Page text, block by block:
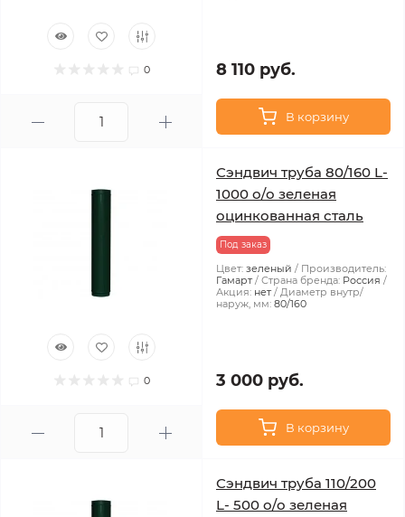
0 8 110 руб.
В корзину
0
Сэндвич труба 80/160 L-
1000 о/о зеленая
оцинкованная сталь
Под заказ
Цвет: зеленый
Производитель:
Гамарт
Страна бренда: Россия
Акция: нет
Диаметр внутр/
наруж, мм: 80/160
3 000 руб.
В корзину
Сэндвич труба 110/200
L- 500 о/о зеленая